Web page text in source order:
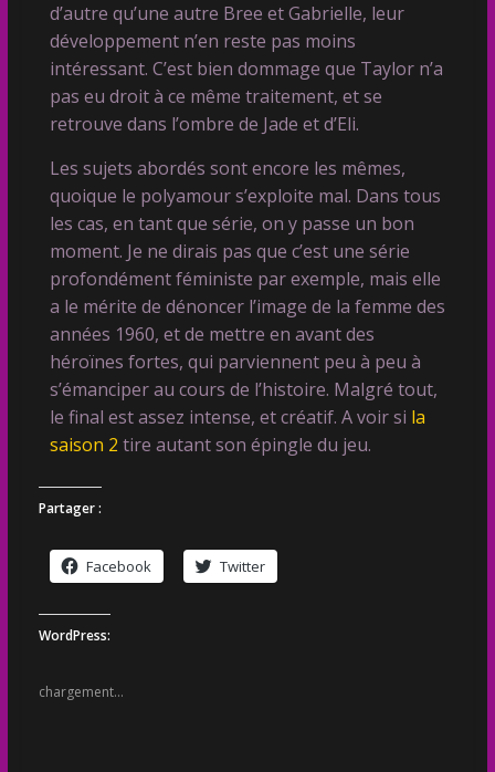
d’autre qu’une autre Bree et Gabrielle, leur
développement n’en reste pas moins
intéressant. C’est bien dommage que Taylor n’a
pas eu droit à ce même traitement, et se
retrouve dans l’ombre de Jade et d’Eli.
Les sujets abordés sont encore les mêmes,
quoique le polyamour s’exploite mal. Dans tous
les cas, en tant que série, on y passe un bon
moment. Je ne dirais pas que c’est une série
profondément féministe par exemple, mais elle
a le mérite de dénoncer l’image de la femme des
années 1960, et de mettre en avant des
héroïnes fortes, qui parviennent peu à peu à
s’émanciper au cours de l’histoire. Malgré tout,
le final est assez intense, et créatif. A voir si la
saison 2 tire autant son épingle du jeu.
Partager :
Facebook Twitter
WordPress:
chargement…